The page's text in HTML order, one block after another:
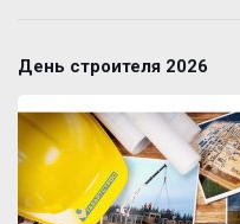
День строителя 2026